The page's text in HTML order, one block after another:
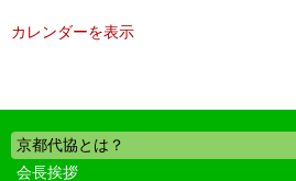
カレンダーを表示
京都代協とは？
会長挨拶